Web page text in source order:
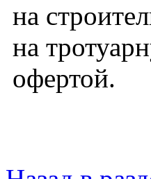
на
на
офертой.